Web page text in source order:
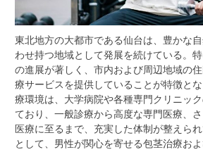
東北地方の大都市である仙台は、豊かな
わせ持つ地域として発展を続けている。
の進展が著しく、市内および周辺地域の
療サービスを提供していることが特徴と
療環境は、大学病院や各種専門クリニッ
ており、一般診療から高度な専門医療、
医療に至るまで、充実した体制が整えら
として、男性が関心を寄せる包茎治療お